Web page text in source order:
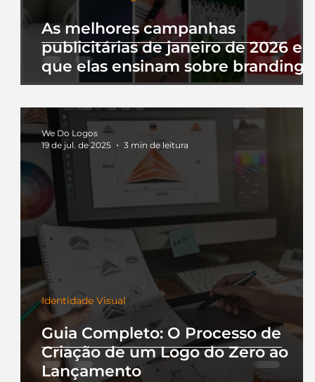
As melhores campanhas
publicitárias de janeiro de 2026 e
que elas ensinam sobre branding
Guia Completo: O Processo de
Criação de um Logo do Zero ao
Lançamento
Identidade Visual
We Do Logos
19 de jul. de 2025
3 min de leitura